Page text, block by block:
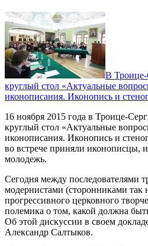
В Троице-
круглый стол «Актуальные
иконописания. Иконопись и
16 ноября 2015 года в Троице-
круглый стол «Актуальные
иконописания. Иконопись и
во встрече приняли иконописцы,
молодежь.
Сегодня между последователями
модернистами (сторонниками так
прогрессивного церковного
полемика о том, какой должна
Об этой дискуссии в своем
Александр Салтыков.